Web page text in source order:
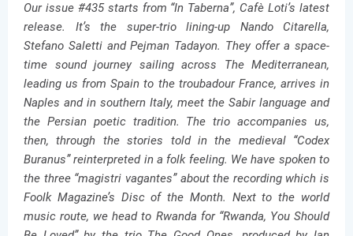
Our issue #435 starts from “In Taberna”, Cafè Loti’s latest
release. It’s the super-trio lining-up Nando Citarella,
Stefano Saletti and Pejman Tadayon. They offer a space-
time sound journey sailing across The Mediterranean,
leading us from Spain to the troubadour France, arrives in
Naples and in southern Italy, meet the Sabir language and
the Persian poetic tradition. The trio accompanies us,
then, through the stories told in the medieval “Codex
Buranus” reinterpreted in a folk feeling. We have spoken to
the three “magistri vagantes” about the recording which is
Foolk Magazine’s Disc of the Month. Next to the world
music route, we head to Rwanda for “Rwanda, You Should